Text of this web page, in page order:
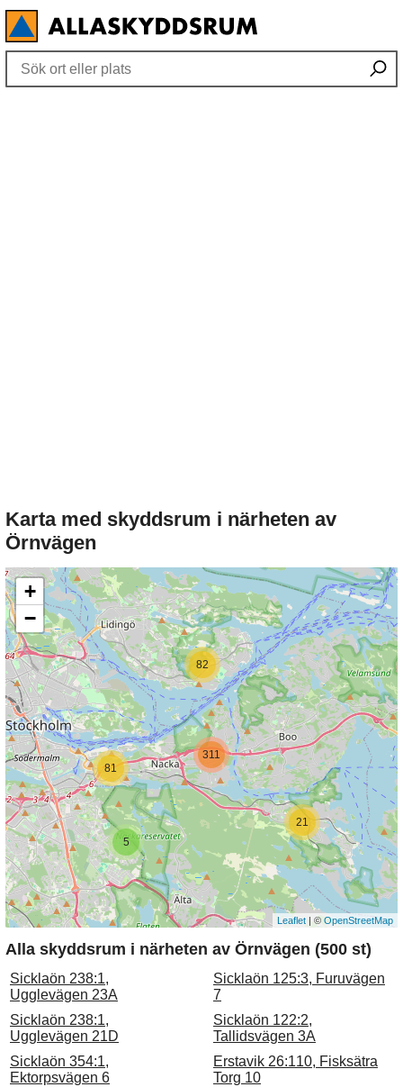
Karta med skyddsrum i närheten av
Örnvägen
5
21
81
82
311
+
−
Leaflet | © OpenStreetMap
Alla skyddsrum i närheten av Örnvägen (500 st)
Sicklaön 238:1,
Ugglevägen 23A
Sicklaön 238:1,
Ugglevägen 21D
Sicklaön 354:1,
Ektorpsvägen 6
Sicklaön 125:3, Furuvägen
7
Sicklaön 122:2,
Tallidsvägen 3A
Erstavik 26:110, Fisksätra
Torg 10